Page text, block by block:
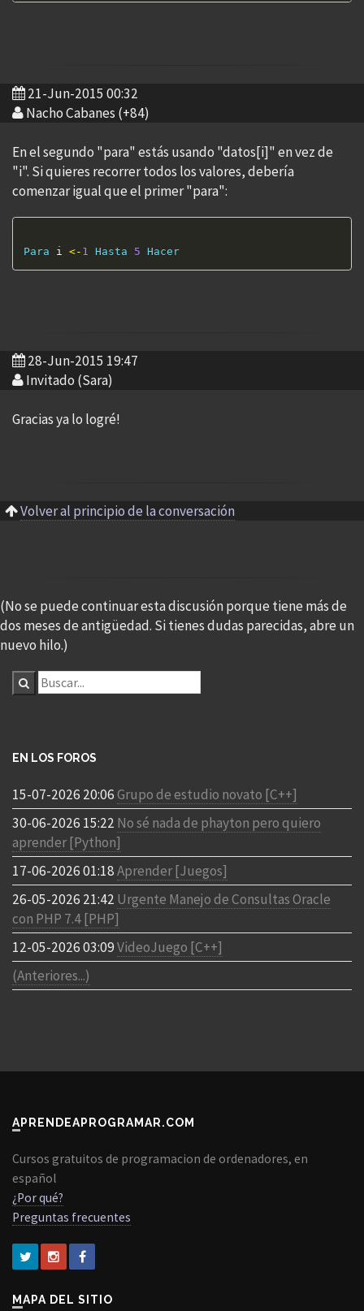
21-Jun-2015 00:32
Nacho Cabanes (+84)
En el segundo "para" estás usando "datos[i]" en vez de
"i". Si quieres recorrer todos los valores, debería
comenzar igual que el primer "para":
Para i <- 1 Hasta 5 Hacer
28-Jun-2015 19:47
Invitado (Sara)
Gracias ya lo logré!
Volver al principio de la conversación
(No se puede continuar esta discusión porque tiene más de
dos meses de antigüedad. Si tienes dudas parecidas, abre un
nuevo hilo.)
EN LOS FOROS
15-07-2026 20:06Grupo de estudio novato [C++]
30-06-2026 15:22 No sé nada de phayton pero quiero
aprender [Python]
17-06-2026 01:18Aprender [Juegos]
26-05-2026 21:42 Urgente Manejo de Consultas Oracle
con PHP 7.4 [PHP]
12-05-2026 03:09VideoJuego [C++]
(Anteriores...)
APRENDEAPROGRAMAR.COM
Cursos gratuitos de programacion de ordenadores, en
español
¿Por qué?
Preguntas frecuentes
MAPA DEL SITIO